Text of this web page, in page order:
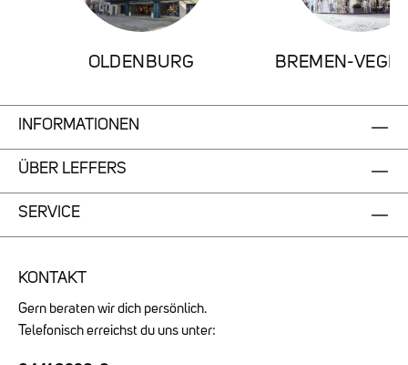
OLDENBURG BREMEN-
INFORMATIONEN
ÜBER LEFFERS
SERVICE
KONTAKT
Gern beraten wir dich persönlich.
Telefonisch erreichst du uns unter: